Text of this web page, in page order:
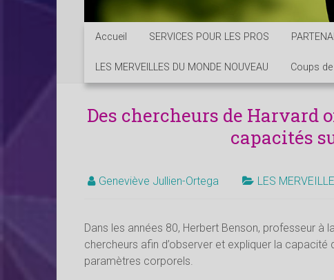
Accueil SERVICES POUR LES PROS
LES MERVEILLES DU MONDE NOUVEAU Coups
Des chercheurs de Harvard
capacités
Geneviève Jullien-Ortega LES
Dans les années 80, Herbert Benson, professeur à
chercheurs afin d’observer et expliquer la
paramètres corporels.